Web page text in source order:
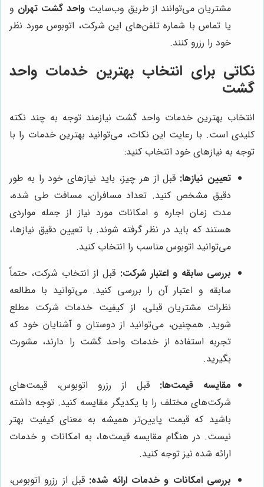
مشتریان می‌توانند از طریق وب‌سایت واحد گشت تهران و
یا تماس با شماره تلفن‌های این شرکت، اتوبوس مورد نظر
خود را رزرو کنند.
نکاتی برای انتخاب بهترین خدمات واحد
گشت
انتخاب بهترین خدمات واحد گشت نیازمند توجه به چند نکته
کلیدی است. با رعایت این نکات، می‌توانید بهترین خدمات را با
توجه به نیازهای خود انتخاب کنید:
تعیین نیازها: قبل از هر چیز، باید نیازهای خود را به طور
دقیق مشخص کنید. تعداد مسافران، مسافت طی شده،
مدت زمان اجاره و امکانات مورد نیاز از جمله مواردی
هستند که باید در نظر گرفته شوند. با تعیین دقیق نیازها،
می‌توانید اتوبوس مناسب را انتخاب کنید.
بررسی سابقه و اعتبار شرکت: قبل از انتخاب شرکت، حتماً
سابقه و اعتبار آن را بررسی کنید. می‌توانید با مطالعه
نظرات مشتریان قبلی، از کیفیت خدمات شرکت مطلع
شوید. همچنین، می‌توانید از دوستان و آشنایان خود که
تجربه استفاده از خدمات واحد گشت را دارند، مشورت
بگیرید.
مقایسه قیمت‌ها: قبل از رزرو اتوبوس، قیمت‌های
شرکت‌های مختلف را با یکدیگر مقایسه کنید. توجه داشته
باشید که قیمت پایین‌تر همیشه به معنای کیفیت بهتر
نیست. در هنگام مقایسه قیمت‌ها، به امکانات و خدمات
ارائه شده نیز توجه کنید.
بررسی امکانات و خدمات ارائه شده: قبل از رزرو اتوبوس،